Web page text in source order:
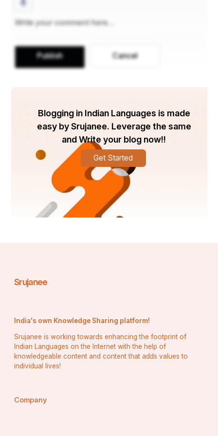
प्रकृति और प्रेमी का संबंध अत्यंत अदभुत और महत्वपूर्ण है। दोनों
तरह ही हमें अपना प्यार और स्नेह प्रदान करता है। प्रकृति की
सुंदरता को देखकर प्रेमी की याद आती है। प्रेमी के साथ प्रकृति
हमारे जीवन को पूर्णता प्रदान करते हैं।
Publish Cancel
Blogging in Indian Languages is made
easy by Srujanee. Leverage the same
and Write your blog now!!
Get Started
Srujanee
India's own Knowledge Sharing platform!
Srujanee is working towards enhancing the footprint of
Indian Languages on the Internet with the help of
knowledgeable content and content that adds values to
individual lives!
Company